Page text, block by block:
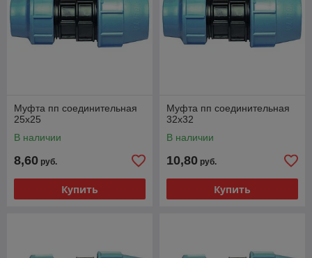
Муфта пп соединительная
25х25
В наличии
8,60 руб.
Купить
Муфта пп соединительная
32х32
В наличии
10,80 руб.
Купить